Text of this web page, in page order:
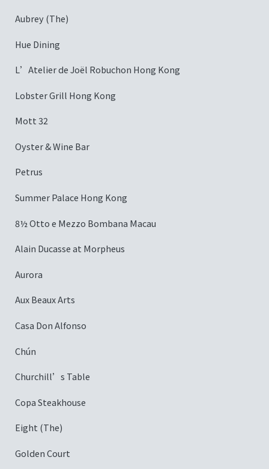
Aubrey (The)
Hue Dining
L’Atelier de Joël Robuchon Hong Kong
Lobster Grill Hong Kong
Mott 32
Oyster & Wine Bar
Petrus
Summer Palace Hong Kong
8½ Otto e Mezzo Bombana Macau
Alain Ducasse at Morpheus
Aurora
Aux Beaux Arts
Casa Don Alfonso
Chún
Churchill’s Table
Copa Steakhouse
Eight (The)
Golden Court